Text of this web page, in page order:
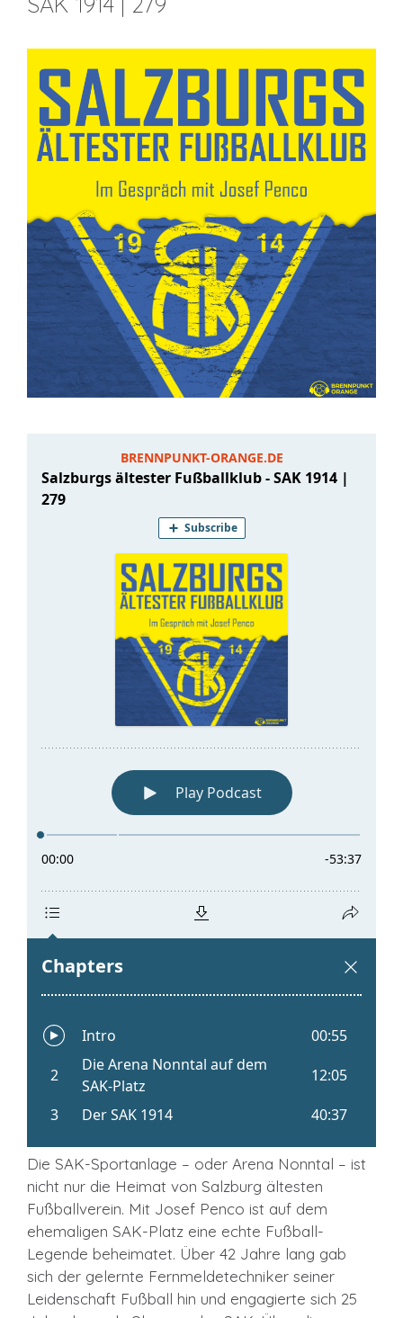
Die SAK-Sportanlage – oder Arena Nonntal – ist
nicht nur die Heimat von Salzburg ältesten
Fußballverein. Mit Josef Penco ist auf dem
ehemaligen SAK-Platz eine echte Fußball-
Legende beheimatet. Über 42 Jahre lang gab
sich der gelernte Fernmeldetechniker seiner
Leidenschaft Fußball hin und engagierte sich 25